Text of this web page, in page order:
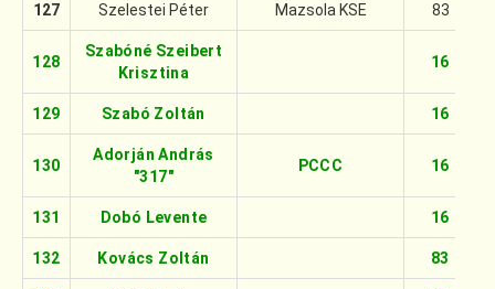
127 Szelestei Péter Mazsola KSE 83
128
Szabóné Szeibert
Krisztina
16
129 Szabó Zoltán 16
130
Adorján András
"317"
PCCC 16
131 Dobó Levente 16
132 Kovács Zoltán 83